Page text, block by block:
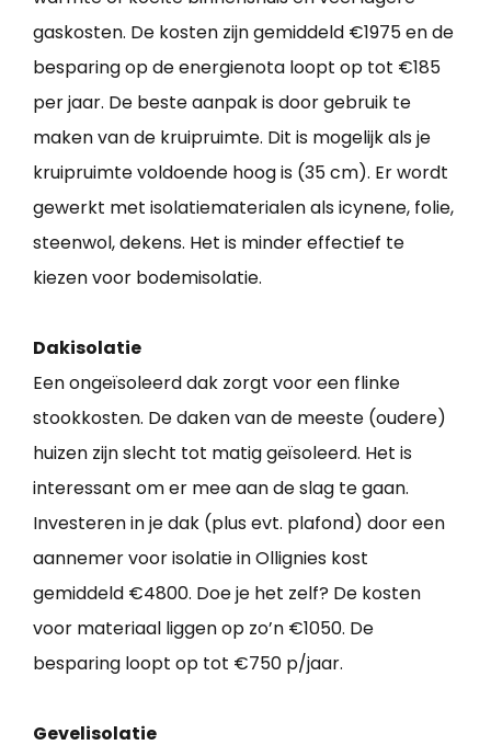
gaskosten. De kosten zijn gemiddeld €1975 en de
besparing op de energienota loopt op tot €185
per jaar. De beste aanpak is door gebruik te
maken van de kruipruimte. Dit is mogelijk als je
kruipruimte voldoende hoog is (35 cm). Er wordt
gewerkt met isolatiematerialen als icynene, folie,
steenwol, dekens. Het is minder effectief te
kiezen voor bodemisolatie.
Dakisolatie
Een ongeïsoleerd dak zorgt voor een flinke
stookkosten. De daken van de meeste (oudere)
huizen zijn slecht tot matig geïsoleerd. Het is
interessant om er mee aan de slag te gaan.
Investeren in je dak (plus evt. plafond) door een
aannemer voor isolatie in Ollignies kost
gemiddeld €4800. Doe je het zelf? De kosten
voor materiaal liggen op zo’n €1050. De
besparing loopt op tot €750 p/jaar.
Gevelisolatie